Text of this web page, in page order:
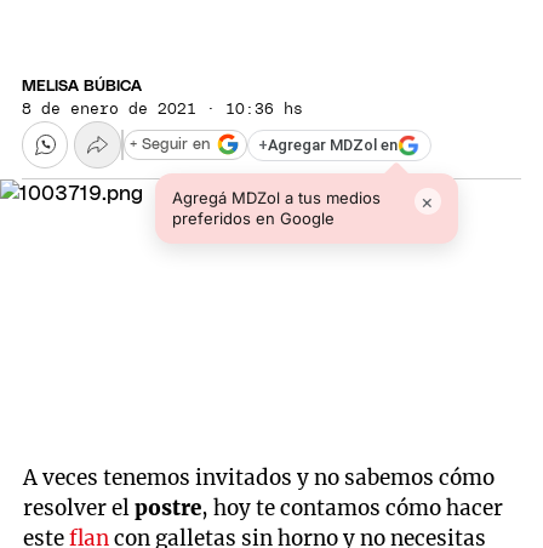
MELISA BÚBICA
8 de enero de 2021 · 10:36 hs
+Agregar MDZol en
Agregá MDZol a tus medios
preferidos en Google
×
+ Seguir en
A veces tenemos invitados y no sabemos cómo
resolver elpostre, hoy te contamos cómo hacer
esteflancon galletas sin horno y no necesitas